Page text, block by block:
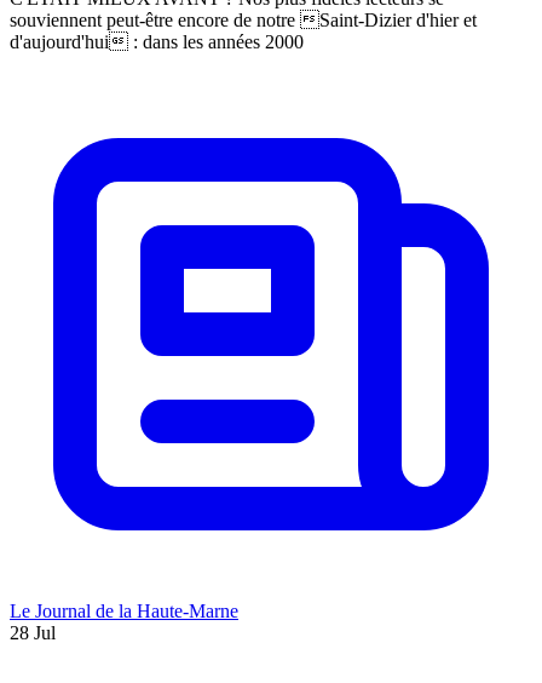
souviennent peut-être encore de notre Saint-Dizier d'hier et
d'aujourd'hui : dans les années 2000
Le Journal de la Haute-Marne
28 Jul